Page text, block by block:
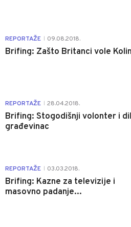
REPORTAŽE 09.08.2018.
Brifing: Zašto Britanci vole
REPORTAŽE 28.04.2018.
Brifing: Stogodišnji volonter i
građevinac
REPORTAŽE 03.03.2018.
Brifing: Kazne za televizije i
masovno padanje...